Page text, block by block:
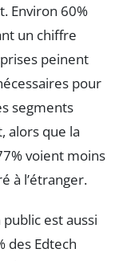
Environ 60%
un chiffre
peinent
pour
segments
alors que la
voient moins
à l’étranger.
est aussi
des Edtech